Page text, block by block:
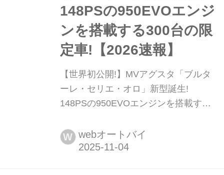
148PSの950EVOエンジ
ンを搭載する300台の限
定車!【2026速報】
【世界初公開!】MVアグスタ「ブルタ
ーレ・セリエ・オロ」新型誕生!
148PSの950EVOエンジンを搭載する
スタが誇るネイキッドシリーズ「ブル
ターレ」に、フラッグシップとなる新
W webオートバイ